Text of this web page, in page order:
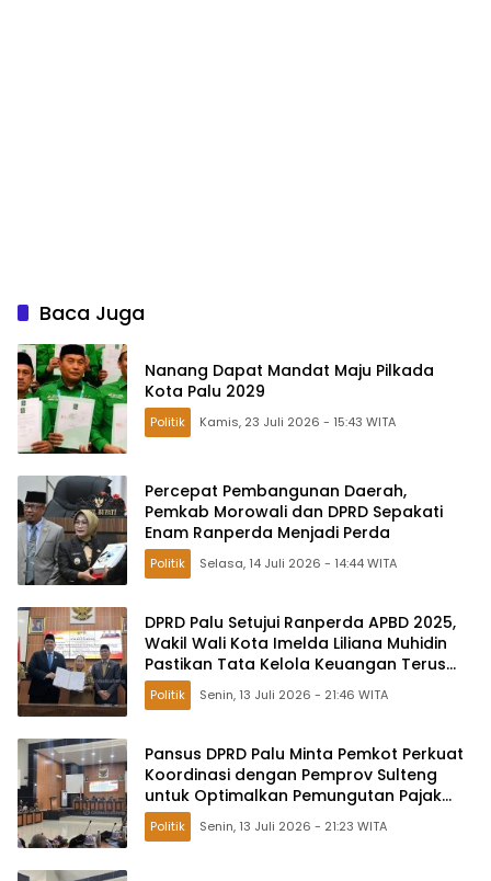
Baca Juga
Nanang Dapat Mandat Maju Pilkada
Kota Palu 2029
Politik Kamis, 23 Juli 2026 - 15:43 WITA
Percepat Pembangunan Daerah,
Pemkab Morowali dan DPRD Sepakati
Enam Ranperda Menjadi Perda
Politik Selasa, 14 Juli 2026 - 14:44 WITA
DPRD Palu Setujui Ranperda APBD 2025,
Wakil Wali Kota Imelda Liliana Muhidin
Pastikan Tata Kelola Keuangan Terus
Dibenahi
Politik Senin, 13 Juli 2026 - 21:46 WITA
Pansus DPRD Palu Minta Pemkot Perkuat
Koordinasi dengan Pemprov Sulteng
untuk Optimalkan Pemungutan Pajak
Tambang
Politik Senin, 13 Juli 2026 - 21:23 WITA